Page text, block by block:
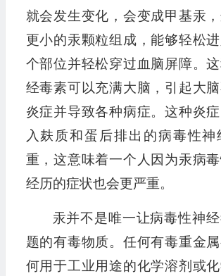
就会发生变化，会变成甲基汞
更小的汞颗粒组成，能够轻松
个部位并轻松穿过血脑屏障。
经毒素可以充满大脑，引起大
炎症并导致各种病症。这种炎
入麸质和蛋后排出的病毒性神
重，这意味着一个人因为汞病
经历的症状也会更严重。
汞并不是唯一让病毒性神
题的有毒物质。任何有毒重金
何用于工业用途的化学溶剂或